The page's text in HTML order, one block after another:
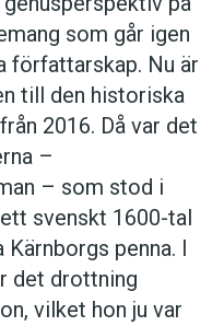
mig innan de
de höll på med. Det
oss allt utom ironi,
åt dem. Till och
Det är en väldigt
engelska. Majoriteten
som går igen
författarskap. Nu är
till den historiska
från 2016. Då var det
–
– som stod i
svenskt 1600-tal
penna. I
det drottning
vilket hon ju var